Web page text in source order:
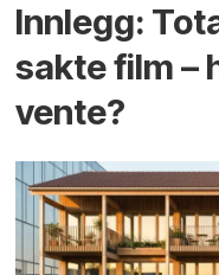
Innlegg:
sakte film –
vente?